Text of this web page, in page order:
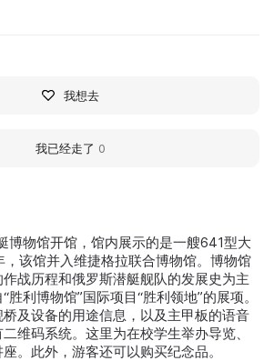
物馆开馆，馆内展示的是一艘641型大
，该馆并入维捷格拉联合博物馆。博物馆
战历程和俄罗斯潜艇舰队的发展史为主
胜利博物馆”国际项目“胜利领地”的展项。
及设备的用途信息，以及主甲板的语音
维码系统。这里为在校学生举办导览、
。此外，游客还可以购买纪念品。
我想去
我已经走了 0